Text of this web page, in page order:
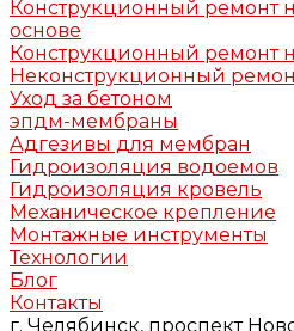
Конструкционный ремонт
основе
Конструкционный ремонт
Неконструкционный
Уход за бетоном
эпдм-мембраны
Адгезивы для мембран
Гидроизоляция водоемов
Гидроизоляция кровель
Механическое крепление
Монтажные инструменты
Технологии
Блог
Контакты
г. Челябинск, проспект